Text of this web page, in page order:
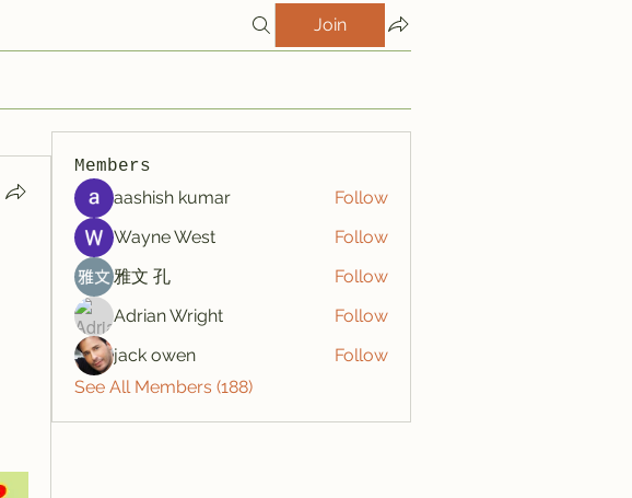
Join
Members
aashish kumar
Follow
Wayne West
Follow
雅文 孔
Follow
Adrian Wright
Follow
jack owen
Follow
See All Members (188)